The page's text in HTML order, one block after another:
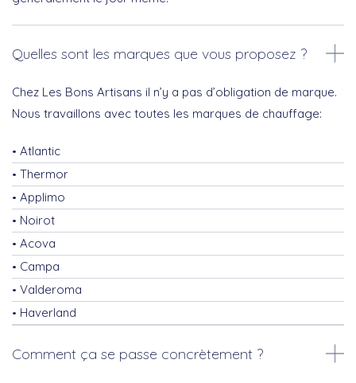
Quelles sont les marques que vous proposez ?
Chez Les Bons Artisans il n’y a pas d’obligation de marque.
Nous travaillons avec toutes les marques de chauffage:
Atlantic
Thermor
Applimo
Noirot
Acova
Campa
Valderoma
Haverland
Comment ça se passe concrètement ?